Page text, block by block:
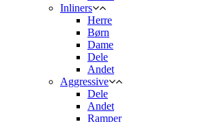
Inliners
Herre
Børn
Dame
Dele
Andet
Aggressive
Dele
Andet
Ramper